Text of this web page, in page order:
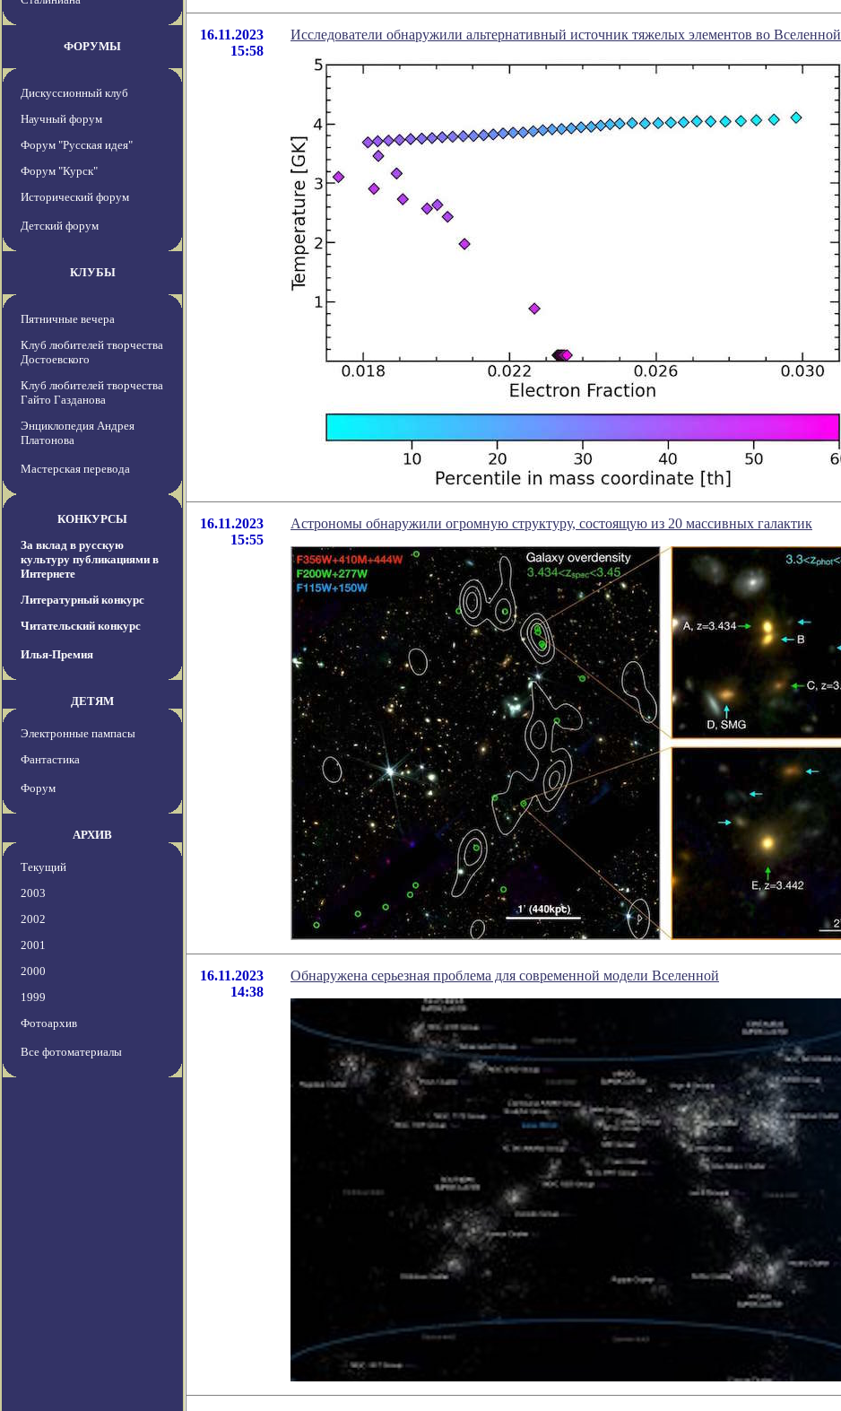
ФОРУМЫ
Дискуссионный клуб
Научный форум
Форум "Русская идея"
Форум "Курск"
Исторический форум
Детский форум
КЛУБЫ
Пятничные вечера
Клуб любителей творчества
Достоевского
Клуб любителей творчества
Гайто Газданова
Энциклопедия Андрея
Платонова
Мастерская перевода
КОНКУРСЫ
За вклад в русскую
культуру публикациями в
Интернете
Литературный конкурс
Читательский конкурс
Илья-Премия
ДЕТЯМ
Электронные пампасы
Фантастика
Форум
АРХИВ
Текущий
2003
2002
2001
2000
1999
Фотоархив
Все фотоматериалы
16.11.2023
15:58
Исследователи обнаружили альтернативный источник тяжелых элементов во Вселенной
16.11.2023
15:55
Астрономы обнаружили огромную структуру, состоящую из 20 массивных галактик
16.11.2023
14:38
Обнаружена серьезная проблема для современной модели Вселенной